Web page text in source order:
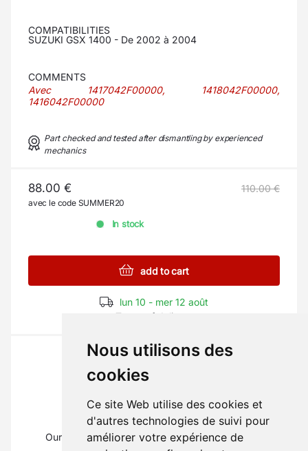
Nous utilisons des
cookies
Ce site Web utilise des cookies et
d'autres technologies de suivi pour
améliorer votre expérience de
COMPATIBILITIES
SUZUKI GSX 1400 - De 2002 à 2004
COMMENTS
Avec 1417042F00000, 1418042F00000,
1416042F00000
Part checked and tested after dismantling by experienced
mechanics
88.00 € 110.00 €
avec le code SUMMER20
In stock
add to cart
lun 10 - mer 12 août
Terms of delivery
The part you need?
Our mechanics will inform you on01 69 88 16 16